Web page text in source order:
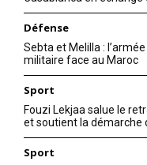
Défense
Sebta et Melilla :
militaire face au Maroc
Sport
Fouzi Lekjaa salue le
et soutient la démarche
Sport